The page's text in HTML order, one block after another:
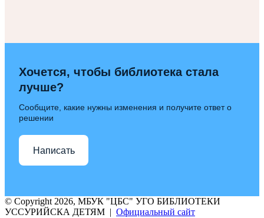
Хочется, чтобы библиотека стала
лучше?
Сообщите, какие нужны изменения и получите ответ о
решении
Написать
© Copyright 2026, МБУК "ЦБС" УГО БИБЛИОТЕКИ
УССУРИЙСКА ДЕТЯМ | Официальный сайт